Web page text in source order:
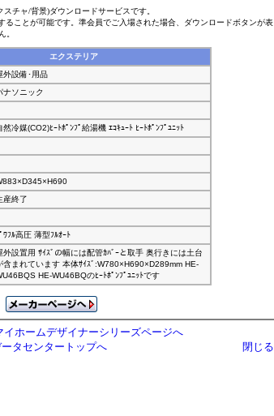
チャ/背景)ダウンロードサービスです。
ことが可能です。準会員でご入場された場合、ダウンロードボタンが表
。
エクステリア
外設備･用品
ナソニック
然冷媒(CO2)ﾋｰﾄﾎﾟﾝﾌﾟ給湯機 ｴｺｷｭｰﾄ ﾋｰﾄﾎﾟﾝﾌﾟﾕﾆｯﾄ
産終了
ﾜﾌﾙ高圧 薄型ﾌﾙｵｰﾄ
外設置用 ｻｲｽﾞの幅には配管ｶﾊﾞｰと取手 奥行きには土台
含まれています 本体ｻｲｽﾞ:W780×H690×D289mm HE-
HE-WU46BQのﾋｰﾄﾎﾟﾝﾌﾟﾕﾆｯﾄです
ホームデザイナーシリーズページへ
タセンタートップへ
閉じる